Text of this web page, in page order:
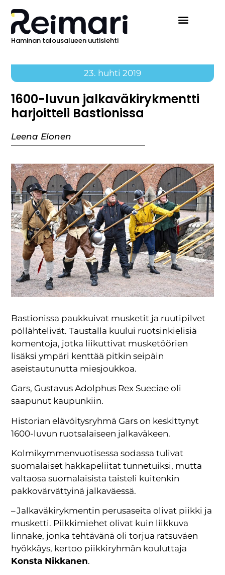
Haminan talousalueen uutislehti
23. huhti 2019
1600-luvun jalkaväkirykmentti
harjoitteli Bastionissa
Leena Elonen
Bastionissa paukkuivat musketit ja ruutipilvet
pöllähtelivät. Taustalla kuului ruotsinkielisiä
komentoja, jotka liikuttivat musketöörien
lisäksi ympäri kenttää pitkin seipäin
aseistautunutta miesjoukkoa.
Gars, Gustavus Adolphus Rex Sueciae oli
saapunut kaupunkiin.
Historian elävöitysryhmä Gars on keskittynyt
1600-luvun ruotsalaiseen jalkaväkeen.
Kolmikymmenvuotisessa sodassa tulivat
suomalaiset hakkapeliitat tunnetuiksi, mutta
valtaosa suomalaisista taisteli kuitenkin
pakkovärvättyinä jalkaväessä.
– Jalkaväkirykmentin perusaseita olivat piikki ja
musketti. Piikkimiehet olivat kuin liikkuva
linnake, jonka tehtävänä oli torjua ratsuväen
hyökkäys, kertoo piikkiryhmän kouluttaja
Konsta Nikkanen.